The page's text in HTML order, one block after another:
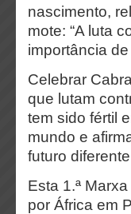
nascimento,
mote: “A luta
importância
Celebrar
que lutam
tem sido fértil
mundo e
futuro
Esta 1.ª
por África em